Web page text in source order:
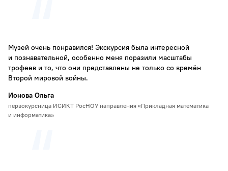
Музей очень понравился! Экскурсия была интересной
и познавательной, особенно меня поразили масштабы
трофеев и то, что они представлены не только со времён
Второй мировой войны.
Ионова Ольга
первокурсница ИСИКТ РосНОУ направления «Прикладная математика
и информатика»